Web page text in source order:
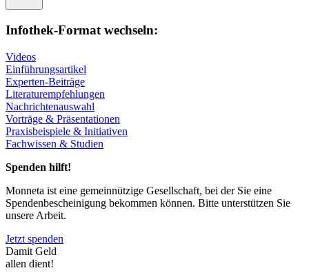
Infothek-Format wechseln:
Videos
Einführungsartikel
Experten-Beiträge
Literaturempfehlungen
Nachrichtenauswahl
Vorträge & Präsentationen
Praxisbeispiele & Initiativen
Fachwissen & Studien
Spenden hilft!
Monneta ist eine gemeinnützige Gesellschaft, bei der Sie eine
Spendenbescheinigung bekommen können. Bitte unterstützen Sie
unsere Arbeit.
Jetzt spenden
Damit Geld
allen dient!